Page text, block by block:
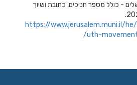
- כולל מספר חניכים, כתובת ושיוך
https://www.jerusalem.muni.il/
uth-